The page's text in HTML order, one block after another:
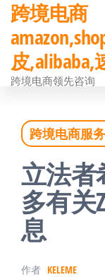
前
往
内
跨境电商
皮
跨境电商领先咨询
跨境电商服
立法者
多有关
息
作者 KELEME